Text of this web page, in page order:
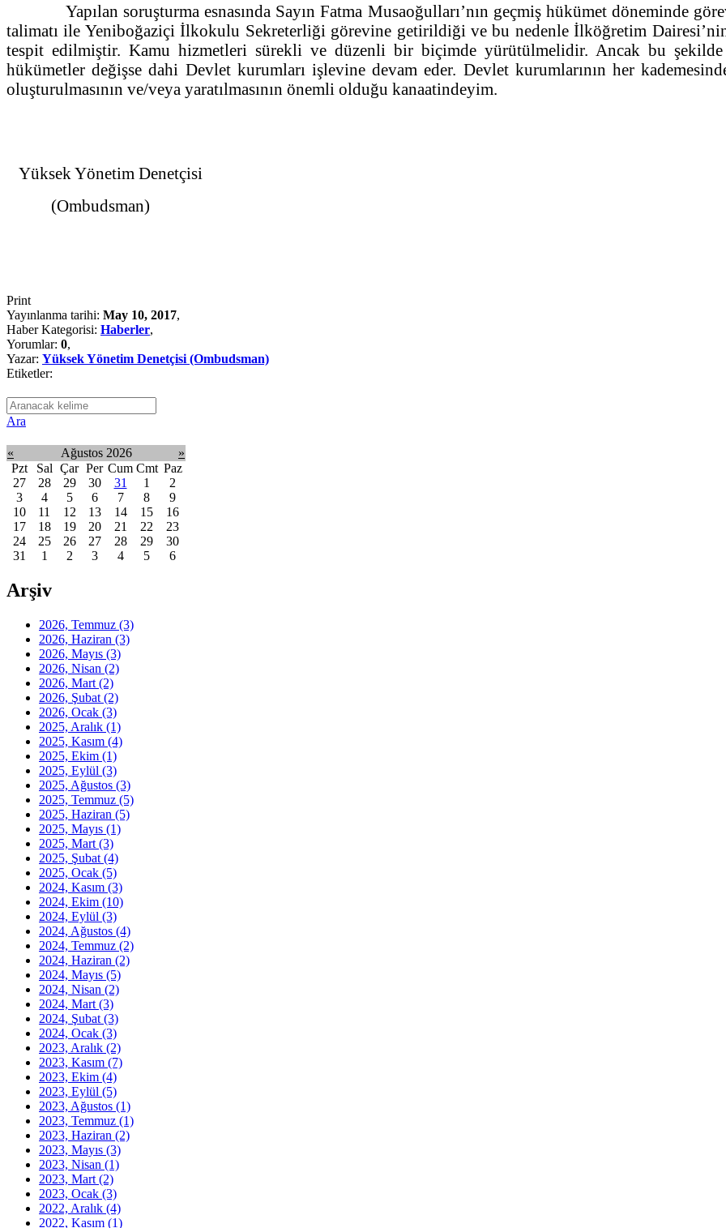
Yapılan soruşturma esnasında Sayın Fatma Musaoğulları’nın geçmiş hükümet döneminde
talimatı ile Yeniboğaziçi İlkokulu Sekreterliği görevine getirildiği ve bu nedenle İlköğretim
tespit edilmiştir. Kamu hizmetleri sürekli ve düzenli bir biçimde yürütülmelidir. Ancak bu şekilde
hükümetler değişse dahi Devlet kurumları işlevine devam eder. Devlet kurumlarının her
oluşturulmasının ve/veya yaratılmasının önemli olduğu kanaatindeyim.
Yüksek Yönetim Denetçisi
(Ombudsman)
Print
Yayınlanma tarihi: May 10, 2017,
Haber Kategorisi: Haberler,
Yorumlar: 0,
Yazar: Yüksek Yönetim Denetçisi (Ombudsman)
Etiketler:
Ara
« Ağustos 2026
»
Pzt
Sal Çar Per Cum Cmt Paz
27
28 29 30 31 1
2
3
4 5 6 7 8
9
10
11 12 13 14 15
16
17
18 19 20 21 22
23
24
25 26 27 28 29
30
31
1 2 3 4 5 6
Arşiv
2026, Temmuz (3)
2026, Haziran (3)
2026, Mayıs (3)
2026, Nisan (2)
2026, Mart (2)
2026, Şubat (2)
2026, Ocak (3)
2025, Aralık (1)
2025, Kasım (4)
2025, Ekim (1)
2025, Eylül (3)
2025, Ağustos (3)
2025, Temmuz (5)
2025, Haziran (5)
2025, Mayıs (1)
2025, Mart (3)
2025, Şubat (4)
2025, Ocak (5)
2024, Kasım (3)
2024, Ekim (10)
2024, Eylül (3)
2024, Ağustos (4)
2024, Temmuz (2)
2024, Haziran (2)
2024, Mayıs (5)
2024, Nisan (2)
2024, Mart (3)
2024, Şubat (3)
2024, Ocak (3)
2023, Aralık (2)
2023, Kasım (7)
2023, Ekim (4)
2023, Eylül (5)
2023, Ağustos (1)
2023, Temmuz (1)
2023, Haziran (2)
2023, Mayıs (3)
2023, Nisan (1)
2023, Mart (2)
2023, Ocak (3)
2022, Aralık (4)
2022, Kasım (1)